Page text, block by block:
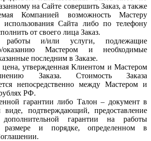
на Сайте совершить Заказ, а также
Компанией возможность Мастеру
использования Сайта либо по телефону
от своего лица Заказ.
и/или услуги, подлежащие
оказанию Мастером и необходимые
последним в Заказе.
цена, утвержденная Клиентом и Мастером
Заказа. Стоимость Заказа
непосредственно между Мастером и
РФ.
гарантии либо Талон – документ в
виде, подтверждающий, предоставление
гарантии на работы
и порядке, определенном в